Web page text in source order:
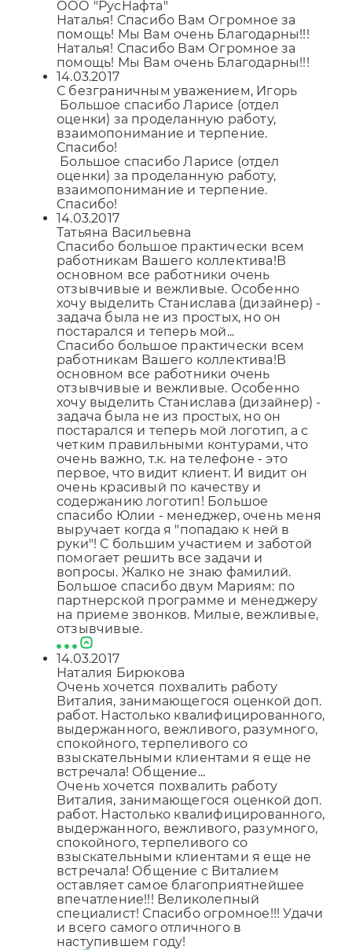
ООО "РусНафта"
Наталья! Спасибо Вам Огромное за
помощь! Мы Вам очень Благодарны!!!
Наталья! Спасибо Вам Огромное за
помощь! Мы Вам очень Благодарны!!!
14.03.2017
С безграничным уважением, Игорь
Большое спасибо Ларисе (отдел
оценки) за проделанную работу,
взаимопонимание и терпение.
Спасибо!
Большое спасибо Ларисе (отдел
оценки) за проделанную работу,
взаимопонимание и терпение.
Спасибо!
14.03.2017
Татьяна Васильевна
Спасибо большое практически всем
работникам Вашего коллектива!В
основном все работники очень
отзывчивые и вежливые. Особенно
хочу выделить Станислава (дизайнер) -
задача была не из простых, но он
постарался и теперь мой...
Спасибо большое практически всем
работникам Вашего коллектива!В
основном все работники очень
отзывчивые и вежливые. Особенно
хочу выделить Станислава (дизайнер) -
задача была не из простых, но он
постарался и теперь мой логотип, а с
четким правильными контурами, что
очень важно, т.к. на телефоне - это
первое, что видит клиент. И видит он
очень красивый по качеству и
содержанию логотип! Большое
спасибо Юлии - менеджер, очень меня
выручает когда я "попадаю к ней в
руки"! С большим участием и заботой
помогает решить все задачи и
вопросы. Жалко не знаю фамилий.
Большое спасибо двум Мариям: по
партнерской программе и менеджеру
на приеме звонков. Милые, вежливые,
отзывчивые.
14.03.2017
Наталия Бирюкова
Очень хочется похвалить работу
Виталия, занимающегося оценкой доп.
работ. Настолько квалифицированного,
выдержанного, вежливого, разумного,
спокойного, терпеливого со
взыскательными клиентами я еще не
встречала! Общение...
Очень хочется похвалить работу
Виталия, занимающегося оценкой доп.
работ. Настолько квалифицированного,
выдержанного, вежливого, разумного,
спокойного, терпеливого со
взыскательными клиентами я еще не
встречала! Общение с Виталием
оставляет самое благоприятнейшее
впечатление!!! Великолепный
специалист! Спасибо огромное!!! Удачи
и всего самого отличного в
наступившем году!